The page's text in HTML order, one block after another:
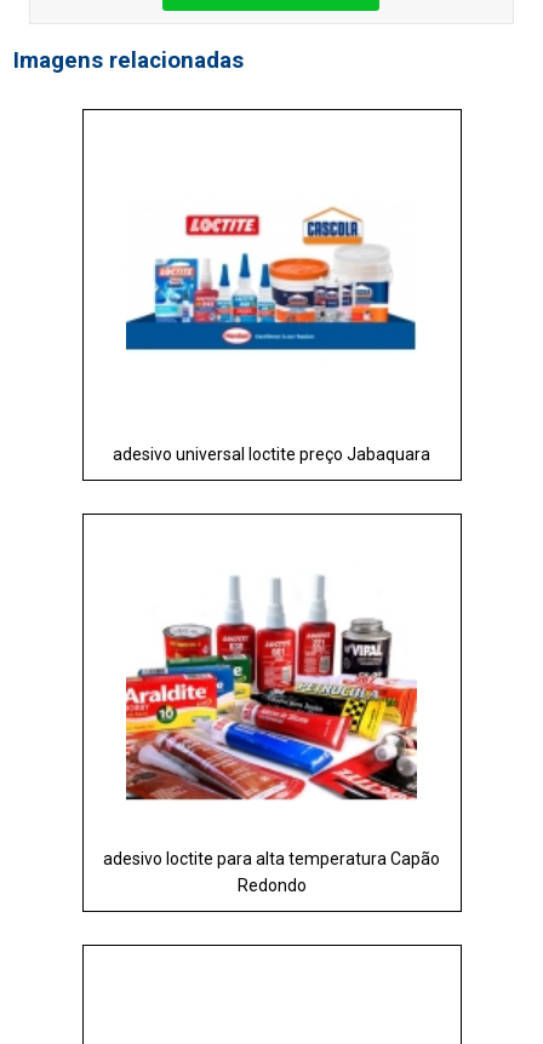
Imagens relacionadas
adesivo universal loctite preço Jabaquara
adesivo loctite para alta temperatura Capão
Redondo